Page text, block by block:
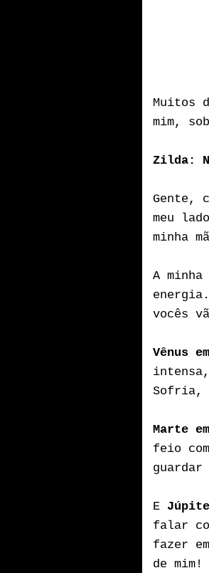
Muitos
mim,
Zilda:
Gente,
meu
minha
A minha
vocês
Vênus
intensa,
Sofria,
Marte
feio
guardar
E
falar
fazer
de